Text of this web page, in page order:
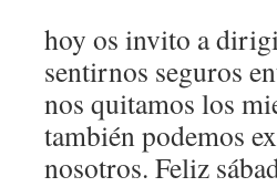
hoy os invito a
sentirnos seguros
nos quitamos los
también podemos
nosotros. Feliz